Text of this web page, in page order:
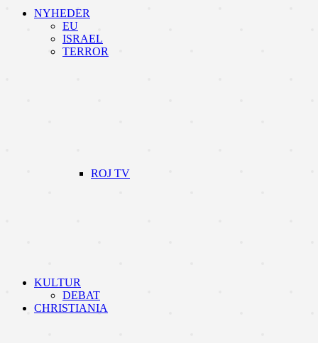
NYHEDER
EU
ISRAEL
TERROR
ROJ TV
KULTUR
DEBAT
CHRISTIANIA